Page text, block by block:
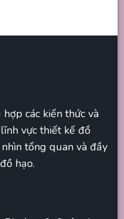
các kiến thức và
vực thiết kế đồ
tổng quan và đầy
hạo.